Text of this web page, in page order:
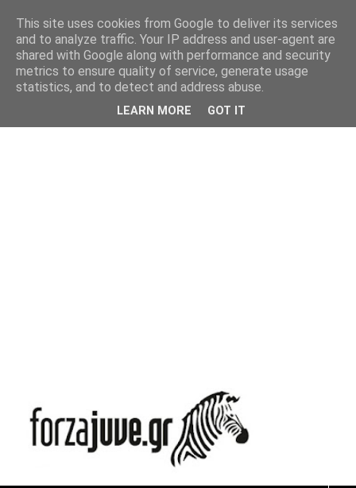
This site uses cookies from Google to deliver its services
and to analyze traffic. Your IP address and user-agent are
shared with Google along with performance and security
metrics to ensure quality of service, generate usage
statistics, and to detect and address abuse.
LEARN MORE GOT IT